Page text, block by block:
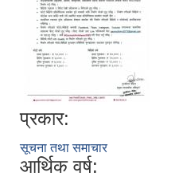
प्रकार:
सूचना तथा समाचार
आर्थिक वर्ष: